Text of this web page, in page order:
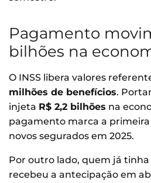
Pagamento
bilhões na
O INSS libera valores
milhões de benefícios.
injeta R$ 2,2 bilhões na
pagamento marca a primeira
novos segurados em 2025.
Por outro lado, quem já
recebeu a antecipação em